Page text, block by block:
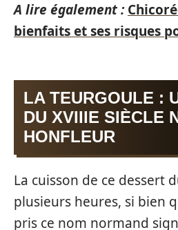
A lire également :
bienfaits et ses risques
LA TEURGOULE :
DU XVIIIE SIÈCLE
HONFLEUR
La cuisson de ce dessert
plusieurs heures, si bien
pris ce nom normand